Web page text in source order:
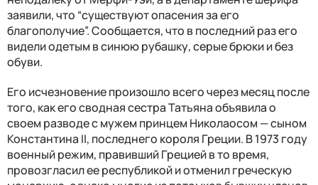
заявили, что “существуют опасения за его
благополучие”. Сообщается, что в последний раз его
видели одетым в синюю рубашку, серые брюки и без
обуви.
Его исчезновение произошло всего через месяц после
того, как его сводная сестра Татьяна объявила о
своем разводе с мужем принцем Николаосом — сыном
Константина II, последнего короля Греции. В 1973 году
военный режим, правивший Грецией в то время,
провозгласил ее республикой и отменил греческую